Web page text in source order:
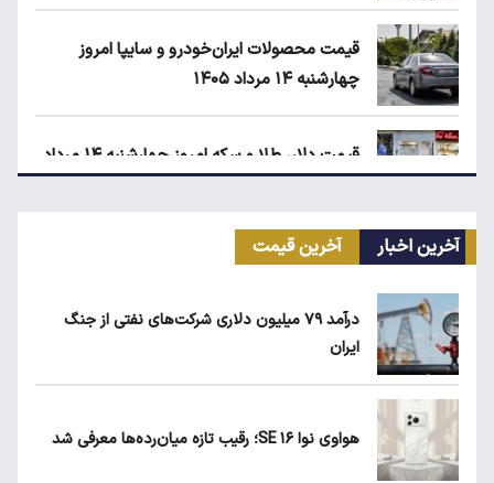
قیمت محصولات ایران‌خودرو و سایپا امروز
چهارشنبه ۱۴ مرداد ۱۴۰۵
قیمت دلار، طلا و سکه امروز چهارشنبه ۱۴ مرداد
آخرین اخبار آخرین قیمت
درآمد ۷۹ میلیون دلاری شرکت‌های نفتی از جنگ
ایران
هواوی نوا ۱۶ SE؛ رقیب تازه میان‌رده‌ها معرفی شد